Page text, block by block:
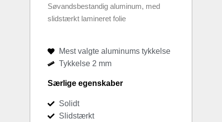
Søvandsbestandig aluminum, med
slidstærkt lamineret folie
Mest valgte aluminums tykkelse
Tykkelse 2 mm
Særlige egenskaber
Solidt
Slidstærkt